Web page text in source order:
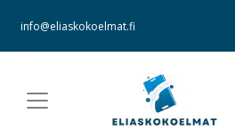
info@eliaskokoelmat.fi